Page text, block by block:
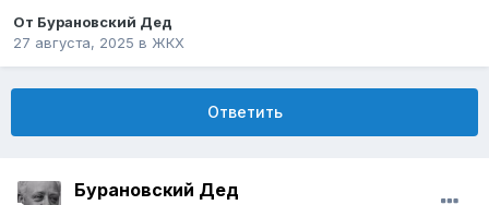
От Бурановский Дед
27 августа, 2025 в ЖКХ
Ответить
Бурановский Дед